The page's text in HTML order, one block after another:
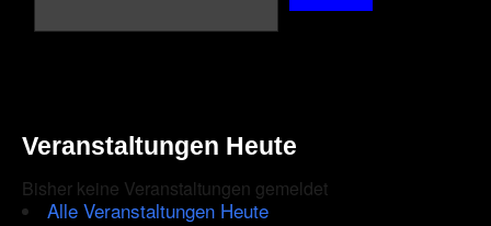
Veranstaltungen Heute
Bisher keine Veranstaltungen gemeldet
Alle Veranstaltungen Heute